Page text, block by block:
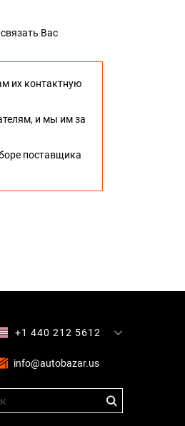
Вас
их контактную
и мы им за
поставщика
+1 440 212 5612
info@autobazar.us